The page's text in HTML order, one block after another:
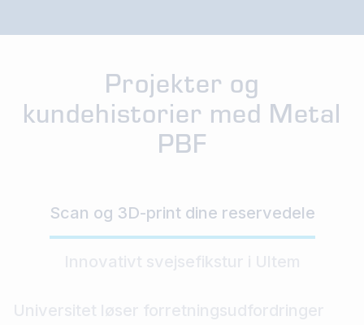
Projekter og
kundehistorier med Metal
PBF
Scan og 3D-print dine reservedele